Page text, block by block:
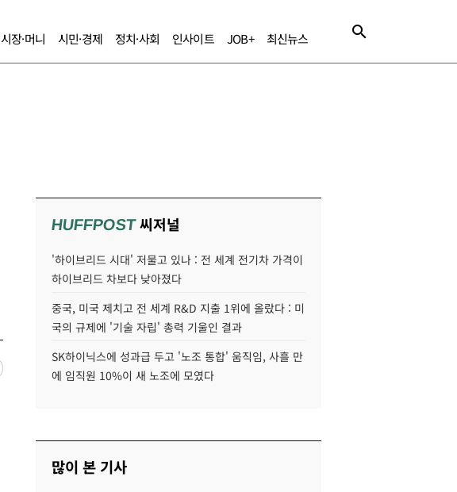
시장·머니 시민·경제 정치·사회 인사이트 JOB+ 최신뉴스
HUFFPOST씨저널
'하이브리드 시대' 저물고 있나 : 전 세계 전기차 가격이
하이브리드 차보다 낮아졌다
중국, 미국 제치고 전 세계 R&D 지출 1위에 올랐다 : 미
국의 규제에 '기술 자립' 총력 기울인 결과
SK하이닉스에 성과급 두고 '노조 통합' 움직임, 사흘 만
에 임직원 10%이 새 노조에 모였다
많이 본 기사